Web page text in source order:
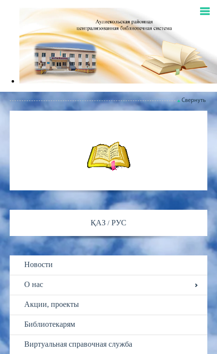
Свернуть
ҚАЗ РУС
Новости
О нас
Акции, проекты
Библиотекарям
Виртуальная справочная служба